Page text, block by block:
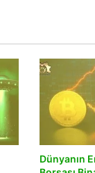
Dünyanın